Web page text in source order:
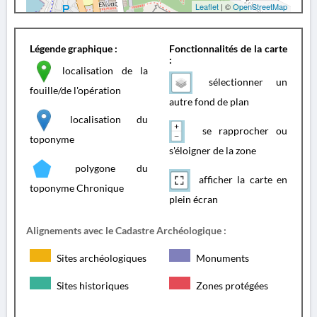
Leaflet | ©OpenStreetMap
Légende graphique :
localisation de la
fouille/de l'opération
localisation du
toponyme
polygone du
toponyme Chronique
Fonctionnalités de la carte
:
sélectionner un
autre fond de plan
se rapprocher ou
s'éloigner de la zone
afficher la carte en
plein écran
Alignements avec le Cadastre Archéologique :
Sites archéologiques Monuments
Sites historiques Zones protégées